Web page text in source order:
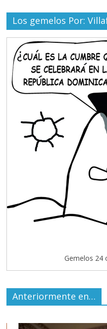
Los gemelos Por:
Gemelos 24
Anteriormente en…